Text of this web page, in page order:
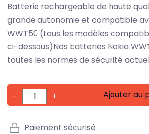
Batterie rechargeable de haute
grande autonomie et compatible
WWT50 (tous les modèles
ci-dessous)Nos batteries Nokia
toutes les normes de sécurité
- + Ajouter au
Paiement sécurisé